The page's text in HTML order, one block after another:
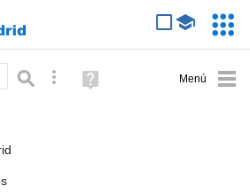
Búsqueda avanzada
Ayuda
(en